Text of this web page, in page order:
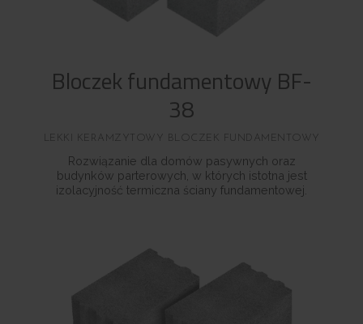
Bloczek fundamentowy BF-
38
LEKKI KERAMZYTOWY BLOCZEK FUNDAMENTOWY
Rozwiązanie dla domów pasywnych oraz
budynków parterowych, w których istotna jest
izolacyjność termiczna ściany fundamentowej.